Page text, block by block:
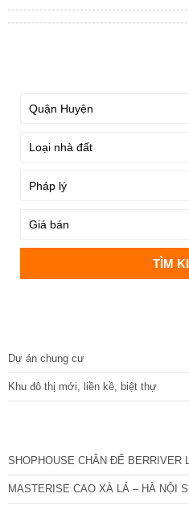
Dự án chung cư
Khu đô thị mới, liền kề, biệt thự
SHOPHOUSE CHÂN ĐẾ BERRIVER
MASTERISE CAO XÀ LÁ – HÀ NỘI